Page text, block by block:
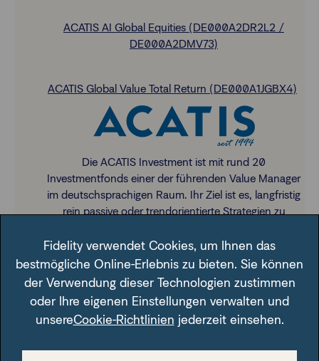
ACATIS AI Global Equities (DE000A2DR2L2 /
DE000A2DMV73)
ACATIS Global Value Total Return (DE000A1JGBX4)
Die ACATIS Investment ist mit rund 20
Investmentfonds einer der führenden Value Manager
im deutschsprachigen Raum. Ihr Ziel ist es, langfristig
rein passive oder trendorientierte Strategien zu
Fidelity verwendet Cookies, um Ihnen das
bestmögliche Online-Erlebnis zu bieten. Sie können
der Verwendung dieser Technologien zustimmen
oder Ihre eigenen Einstellungen verwalten und
unsereCookie-Richtlinien jederzeit einsehen.